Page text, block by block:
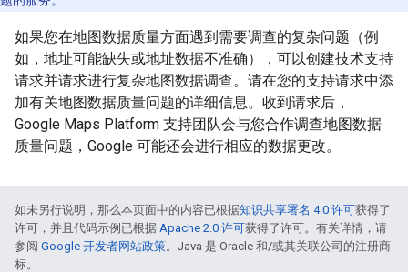
如果您在地图数据质量方面遇到需要调查的复杂问题（例
如，地址可能缺失或地址数据不准确），可以创建技术支持
请求并请求进行复杂地图数据调查。请在您的支持请求中添
加有关地图数据质量问题的详细信息。收到请求后，
Google Maps Platform 支持团队会与您合作调查地图数据
质量问题，Google 可能还会进行相应的数据更改。
如未另行说明，那么本页面中的内容已根据知识共享署名 4.0 许可获得了
许可，并且代码示例已根据 Apache 2.0 许可获得了许可。有关详情，请
参阅 Google 开发者网站政策。Java 是 Oracle 和/或其关联公司的注册商
标。